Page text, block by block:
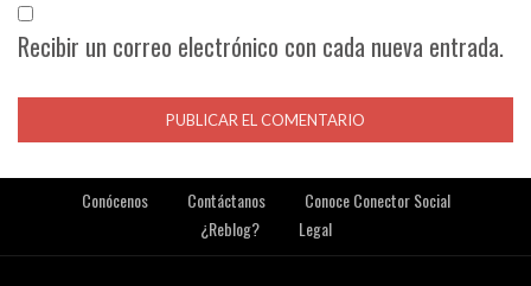
Recibir un correo electrónico con cada nueva entrada.
Conócenos Contáctanos
Conoce Conector Social
¿Reblog?
Legal